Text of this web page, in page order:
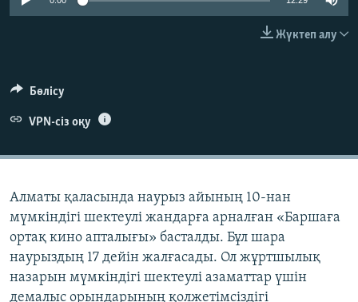
ЖАЗЫЛЫҢЫЗ
Басқа тілдерде
Жүктеп алу
Бөлісу
VPN-сіз оқу
Алматы қаласында наурыз айының 10-нан
мүмкіндігі шектеулі жандарға арналған «Баршаға
ортақ кино апталығы» басталды. Бұл шара
наурыздың 17 дейін жалғасады. Ол жұртшылық
назарын мүмкіндігі шектеулі азаматтар үшін
демалыс орындарының қолжетімсіздігі